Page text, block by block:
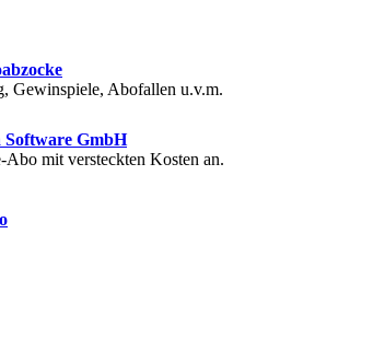
Gewinspiele, Abofallen u.v.m.
Software GmbH
mit versteckten Kosten an.